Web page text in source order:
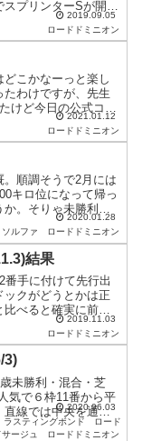
スプリンターSが開催
難しそうです...2019.09.05
ロードドミニオン
こかなーっと楽し
わけですが、先生
けど今日の公式コメ
限1月中みたいで...
2021.01.12
ロードドミニオン
順調そうで2月には
キロ位になって帰っ
。そりゃ未勝利を
2020.01.28
ソルファ ロードドミニオン
結果
番手に付けて先行出
クがどうとかは正
べると確実に前進
うに見えまし...2019.11.03
ロードドミニオン
3)
未勝利・混合・芝
気で６枠11番から平
直線では中央を通っ
る...
2020.06.03
ラスティングボンド
ロード
ージュ ロードドミニオン